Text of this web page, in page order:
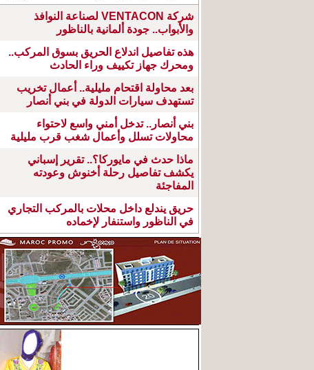
شركة VENTACON لصناعة النوافذ
والأبواب.. جودة ألمانية بالناظور
هذه تفاصيل اندلاع الحريق بسوق المركب..
ومحرك جهاز تكييف وراء الحادث
بعد محاولة اقتحام مليلية.. أعمال تخريب
تستهدف سيارات الدولة في بني أنصار
بني أنصار.. تدخل أمني واسع لاحتواء
محاولات تسلل وأعمال شغب قرب مليلية
ماذا حدث في مايوركا؟.. تقرير إسباني
يكشف تفاصيل رحلة أخنوش وعودته
المفاجئة
حريق يندلع داخل محلات بالمركب التجاري
في الناظور واستنفار لإخماده